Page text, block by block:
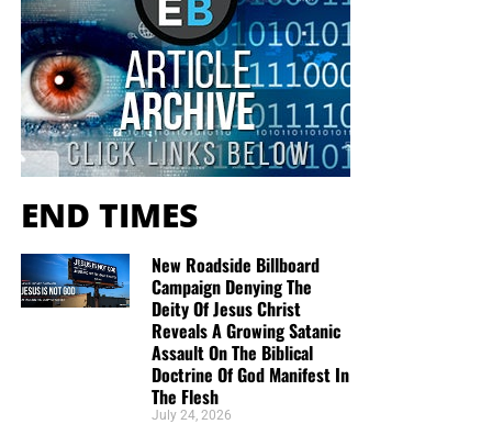
Maecenas dapibus euismod volutpat. Cum sociis natoque
penatibus et magnis dis parturient montes, nascetur
ridiculus mus. Curabitur ut dui augue. Morbi vel orci
tempor, posuere sem gravida, molestie libero.
Pellentesque habitant morbi tristique senectus et netus et
malesuada fames ac turpis egestas. Etiam fringilla erat
vel pretium congue. Morbi blandit quam leo, a rhoncus
libero tristique sed. Maecenas in augue malesuada,
imperdiet ante in, gravida turpis. In sed massa viverra,
finibus metus non, ullamcorper turpis. Vivamus sed
venenatis velit.
END TIMES
New Roadside Billboard
Campaign Denying The
Deity Of Jesus Christ
Reveals A Growing Satanic
Assault On The Biblical
Doctrine Of God Manifest In
The Flesh
July 24, 2026